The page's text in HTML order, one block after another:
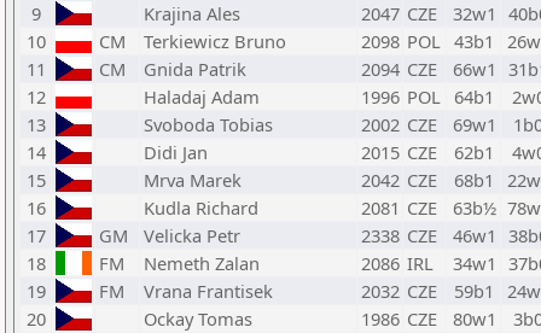
9
Krajina Ales 2047 CZE 32w1
10
CM Terkiewicz Bruno 2098 POL 43b1
11
CM Gnida Patrik 2094 CZE 66w1
12
Haladaj Adam 1996 POL 64b1
13
Svoboda Tobias 2002 CZE 69w1
14
Didi Jan 2015 CZE 62b1
15
Mrva Marek 2042 CZE 68b1
16
Kudla Richard 2081 CZE 63b½
17
GM Velicka Petr 2338 CZE 46w1
18
FM Nemeth Zalan 2086 IRL 34w1
19
FM Vrana Frantisek 2032 CZE 59b1
20
Ockay Tomas 1986 CZE 80w1